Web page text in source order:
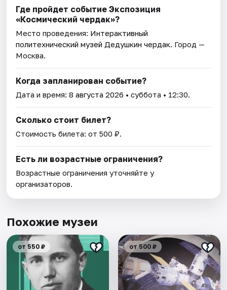
Где пройдет событие Экспозиция
«Космический чердак»?
Место проведения: Интерактивный
политехнический музей Дедушкин чердак. Город —
Москва.
Когда запланирован событие?
Дата и время:8 августа 2026 • суббота • 12:30.
Сколько стоит билет?
Стоимость билета: от 500 ₽.
Есть ли возрастные ограничения?
Возрастные ограничения уточняйте у
организаторов.
Похожие музеи
от 550 ₽ от 500 ₽